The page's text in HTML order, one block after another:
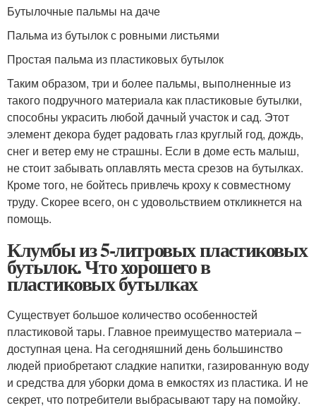
Бутылочные пальмы на даче
Пальма из бутылок с ровными листьями
Простая пальма из пластиковых бутылок
Таким образом, три и более пальмы, выполненные из
такого подручного материала как пластиковые бутылки,
способны украсить любой дачный участок и сад. Этот
элемент декора будет радовать глаз круглый год, дождь,
снег и ветер ему не страшны. Если в доме есть малыш,
не стоит забывать оплавлять места срезов на бутылках.
Кроме того, не бойтесь привлечь кроху к совместному
труду. Скорее всего, он с удовольствием откликнется на
помощь.
Клумбы из 5-литровых пластиковых
бутылок. Что хорошего в
пластиковых бутылках
Существует большое количество особенностей
пластиковой тары. Главное преимущество материала –
доступная цена. На сегодняшний день большинство
людей приобретают сладкие напитки, газированную воду
и средства для уборки дома в емкостях из пластика. И не
секрет, что потребители выбрасывают тару на помойку.